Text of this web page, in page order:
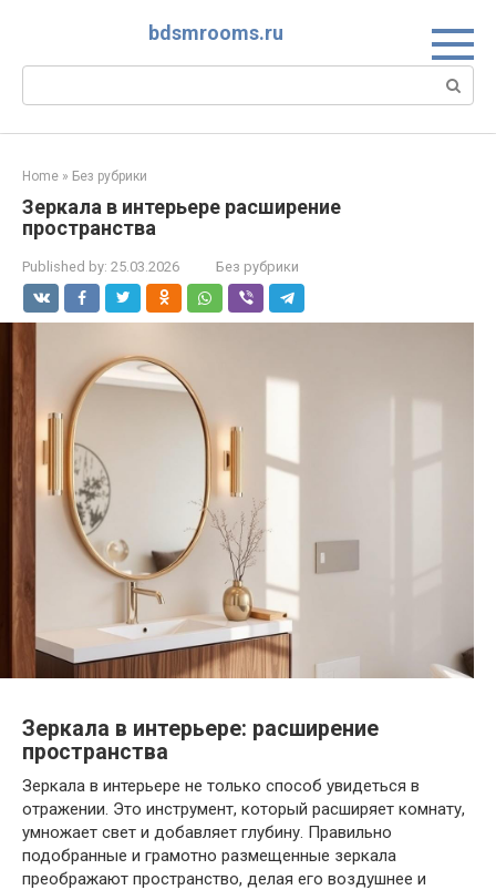
bdsmrooms.ru
Home » Без рубрики
Зеркала в интерьере расширение
пространства
Published by: 25.03.2026 Без рубрики
Зеркала в интерьере: расширение
пространства
Зеркала в интерьере не только способ увидеться в
отражении. Это инструмент, который расширяет комнату,
умножает свет и добавляет глубину. Правильно
подобранные и грамотно размещенные зеркала
преображают пространство, делая его воздушнее и